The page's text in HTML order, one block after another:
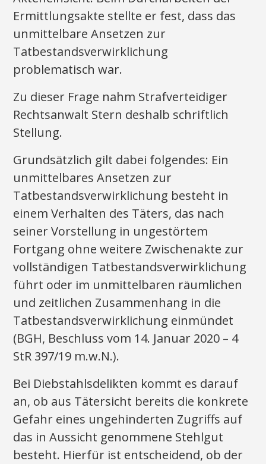
Ermittlungsakte stellte er fest, dass das
unmittelbare Ansetzen zur
Tatbestandsverwirklichung
problematisch war.
Zu dieser Frage nahm Strafverteidiger
Rechtsanwalt Stern deshalb schriftlich
Stellung.
Grundsätzlich gilt dabei folgendes: Ein
unmittelbares Ansetzen zur
Tatbestandsverwirklichung besteht in
einem Verhalten des Täters, das nach
seiner Vorstellung in ungestörtem
Fortgang ohne weitere Zwischenakte zur
vollständigen Tatbestandsverwirklichung
führt oder im unmittelbaren räumlichen
und zeitlichen Zusammenhang in die
Tatbestandsverwirklichung einmündet
(BGH, Beschluss vom 14. Januar 2020 – 4
StR 397/19 m.w.N.).
Bei Diebstahlsdelikten kommt es darauf
an, ob aus Tätersicht bereits die konkrete
Gefahr eines ungehinderten Zugriffs auf
das in Aussicht genommene Stehlgut
besteht. Hierfür ist entscheidend, ob der